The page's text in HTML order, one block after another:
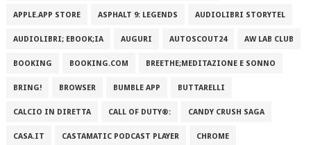
APPLE.APP STORE ASPHALT 9: LEGENDS AUDIOLIBRI STORYTEL
AUDIOLIBRI; EBOOK;IA AUGURI AUTOSCOUT24 AW LAB CLUB
BOOKING BOOKING.COM BREETHE;MEDITAZIONE E SONNO
BRING! BROWSER BUMBLE APP BUTTARELLI
CALCIO IN DIRETTA CALL OF DUTY®: CANDY CRUSH SAGA
CASA.IT CASTAMATIC PODCAST PLAYER CHROME